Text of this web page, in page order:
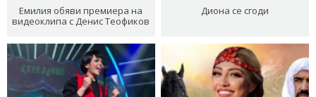
Емилия обяви премиера на
видеоклипа с Денис Теофиков
Диона се сгоди